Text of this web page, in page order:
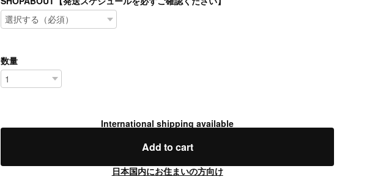
数量
International shipping available
Add to cart
日本国内にお住まいの方向け